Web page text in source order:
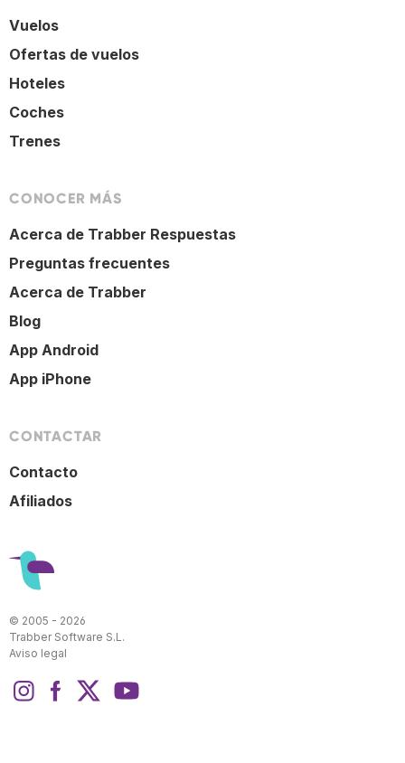
Vuelos
Ofertas de vuelos
Hoteles
Coches
Trenes
CONOCER MÁS
Acerca de Trabber Respuestas
Preguntas frecuentes
Acerca de Trabber
Blog
App Android
App iPhone
CONTACTAR
Contacto
Afiliados
© 2005 - 2026
Trabber Software S.L.
Aviso legal